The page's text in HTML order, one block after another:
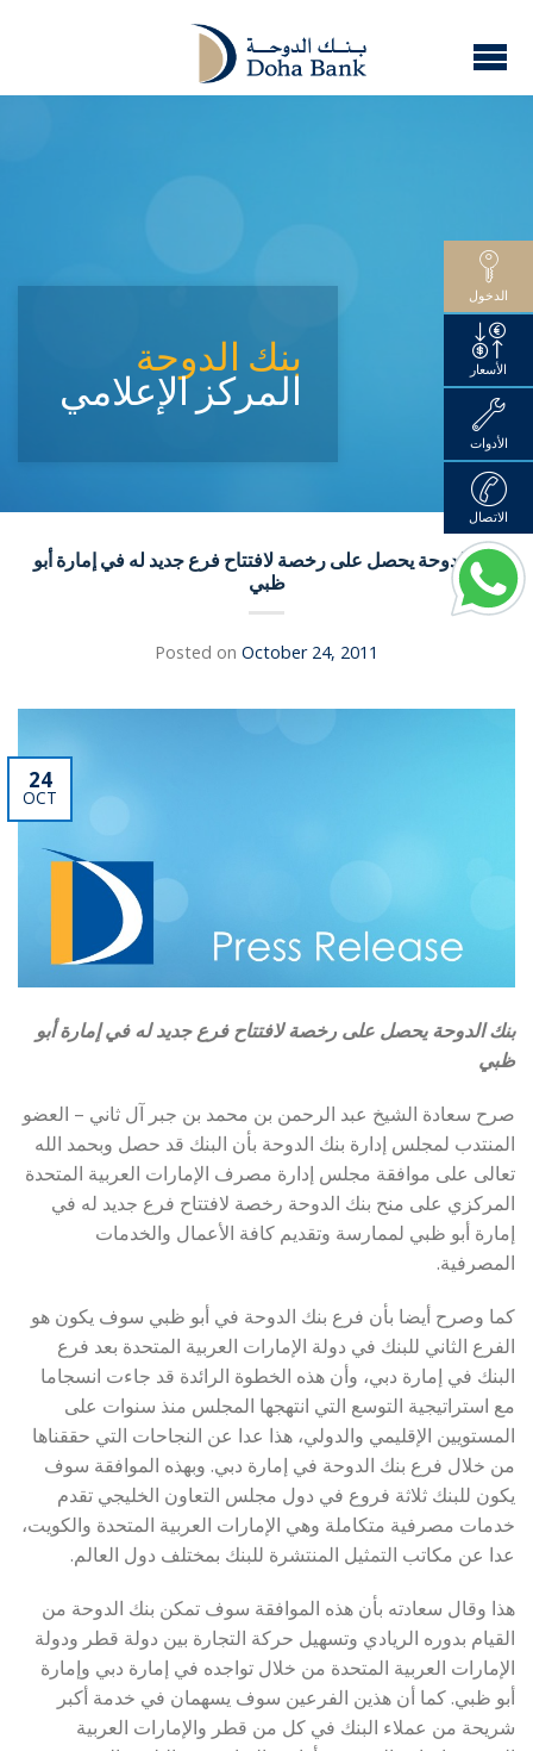
بنك الدوحة
المركز الإعلامي
بنك الدوحة يحصل على رخصة لافتتاح فرع جديد له في إمارة أبو
ظبي
Posted on October 24, 2011
24
OCT
بنك الدوحة يحصل على رخصة لافتتاح فرع جديد له في إمارة أبو
ظبي
صرح سعادة الشيخ عبد الرحمن بن محمد بن جبر آل ثاني – العضو
المنتدب لمجلس إدارة بنك الدوحة بأن البنك قد حصل وبحمد الله
تعالى على موافقة مجلس إدارة مصرف الإمارات العربية المتحدة
المركزي على منح بنك الدوحة رخصة لافتتاح فرع جديد له في
إمارة أبو ظبي لممارسة وتقديم كافة الأعمال والخدمات
المصرفية.
كما وصرح أيضا بأن فرع بنك الدوحة في أبو ظبي سوف يكون هو
الفرع الثاني للبنك في دولة الإمارات العربية المتحدة بعد فرع
البنك في إمارة دبي، وأن هذه الخطوة الرائدة قد جاءت انسجاما
مع استراتيجية التوسع التي انتهجها المجلس منذ سنوات على
المستويين الإقليمي والدولي، هذا عدا عن النجاحات التي حققناها
من خلال فرع بنك الدوحة في إمارة دبي. وبهذه الموافقة سوف
يكون للبنك ثلاثة فروع في دول مجلس التعاون الخليجي تقدم
خدمات مصرفية متكاملة وهي الإمارات العربية المتحدة والكويت،
عدا عن مكاتب التمثيل المنتشرة للبنك بمختلف دول العالم.
هذا وقال سعادته بأن هذه الموافقة سوف تمكن بنك الدوحة من
القيام بدوره الريادي وتسهيل حركة التجارة بين دولة قطر ودولة
الإمارات العربية المتحدة من خلال تواجده في إمارة دبي وإمارة
أبو ظبي. كما أن هذين الفرعين سوف يسهمان في خدمة أكبر
شريحة من عملاء البنك في كل من قطر والإمارات العربية
الدخول
الأسعار
الأدوات
الاتصال